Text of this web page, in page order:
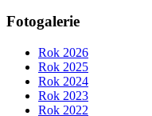
Fotogalerie
Rok 2026
Rok 2025
Rok 2024
Rok 2023
Rok 2022